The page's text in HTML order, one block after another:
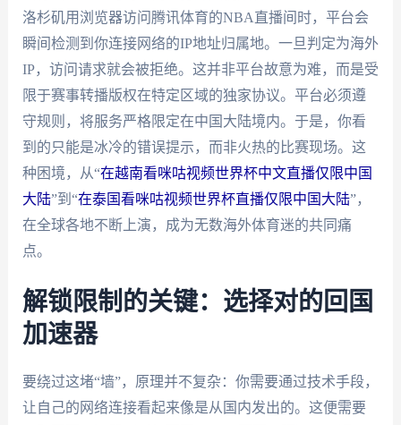
洛杉矶用浏览器访问腾讯体育的NBA直播间时，平台会
瞬间检测到你连接网络的IP地址归属地。一旦判定为海外
IP，访问请求就会被拒绝。这并非平台故意为难，而是受
限于赛事转播版权在特定区域的独家协议。平台必须遵
守规则，将服务严格限定在中国大陆境内。于是，你看
到的只能是冰冷的错误提示，而非火热的比赛现场。这
种困境，从“在越南看咪咕视频世界杯中文直播仅限中国
大陆”到“在泰国看咪咕视频世界杯直播仅限中国大陆”，
在全球各地不断上演，成为无数海外体育迷的共同痛
点。
解锁限制的关键：选择对的回国
加速器
要绕过这堵“墙”，原理并不复杂：你需要通过技术手段，
让自己的网络连接看起来像是从国内发出的。这便需要